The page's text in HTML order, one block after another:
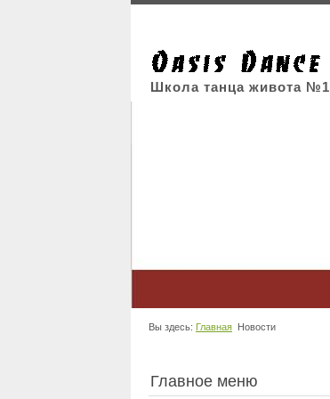
Школа танца живота №1
Вы здесь: Главная Новости
Главное меню